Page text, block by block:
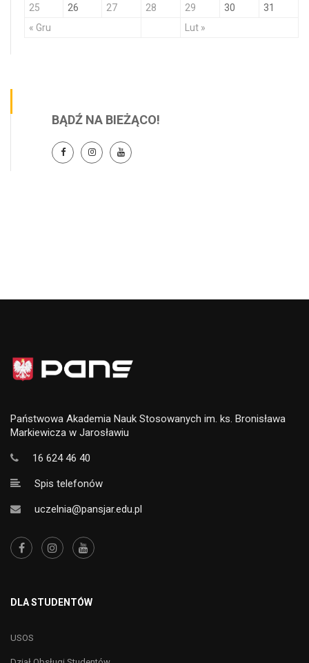
« Gru Lut »
25 26 27 28 29 30 31
BĄDŹ NA BIEŻĄCO!
Państwowa Akademia Nauk Stosowanych im. ks. Bronisława
Markiewicza w Jarosławiu
16 624 46 40
Spis telefonów
uczelnia@pansjar.edu.pl
DLA STUDENTÓW
USOS